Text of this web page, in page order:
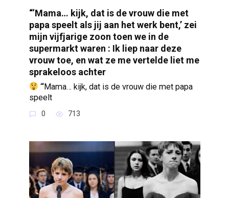
“‘Mama… kijk, dat is de vrouw die met
papa speelt als jij aan het werk bent,’ zei
mijn vijfjarige zoon toen we in de
supermarkt waren : Ik liep naar deze
vrouw toe, en wat ze me vertelde liet me
sprakeloos achter
“‘Mama… kijk, dat is de vrouw die met papa
speelt
0 713